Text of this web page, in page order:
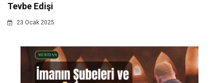
Tevbe Edişi
23 Ocak 2025